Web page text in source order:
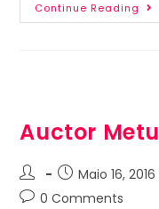
Continue Reading
Auctor
Maio 16, 2016
0 Comments